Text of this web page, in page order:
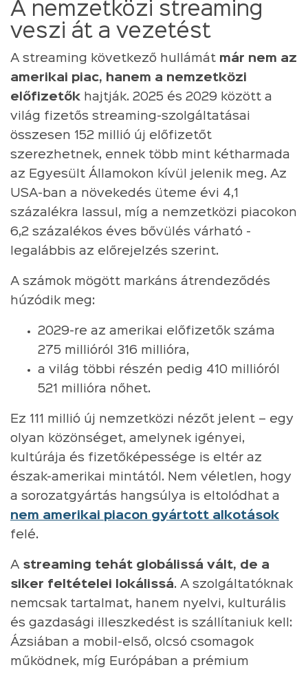
A nemzetközi streaming
veszi át a vezetést
A streaming következő hullámát már nem az
amerikai piac, hanem a nemzetközi
előfizetők hajtják. 2025 és 2029 között a
világ fizetős streaming-szolgáltatásai
összesen 152 millió új előfizetőt
szerezhetnek, ennek több mint kétharmada
az Egyesült Államokon kívül jelenik meg. Az
USA-ban a növekedés üteme évi 4,1
százalékra lassul, míg a nemzetközi piacokon
6,2 százalékos éves bővülés várható -
legalábbis az előrejelzés szerint.
A számok mögött markáns átrendeződés
húzódik meg:
2029-re az amerikai előfizetők száma
275 millióról 316 millióra,
a világ többi részén pedig 410 millióról
521 millióra nőhet.
Ez 111 millió új nemzetközi nézőt jelent – egy
olyan közönséget, amelynek igényei,
kultúrája és fizetőképessége is eltér az
észak-amerikai mintától. Nem véletlen, hogy
a sorozatgyártás hangsúlya is eltolódhat a
nem amerikai piacon gyártott alkotások
felé.
A streaming tehát globálissá vált, de a
siker feltételei lokálissá. A szolgáltatóknak
nemcsak tartalmat, hanem nyelvi, kulturális
és gazdasági illeszkedést is szállítaniuk kell:
Ázsiában a mobil-első, olcsó csomagok
működnek, míg Európában a prémium